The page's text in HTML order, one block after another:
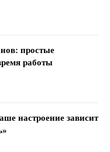
простые
работы
настроение зависит